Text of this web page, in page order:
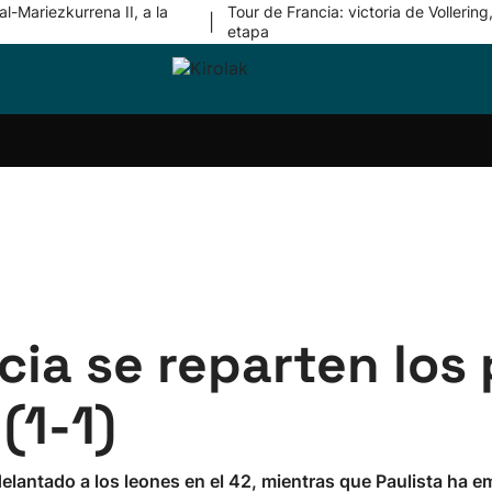
Mariezkurrena II, a la
Tour de Francia: victoria de
etapa
Equipos
se reparten los
1)
a los leones en el 42, mientras que Paulista ha